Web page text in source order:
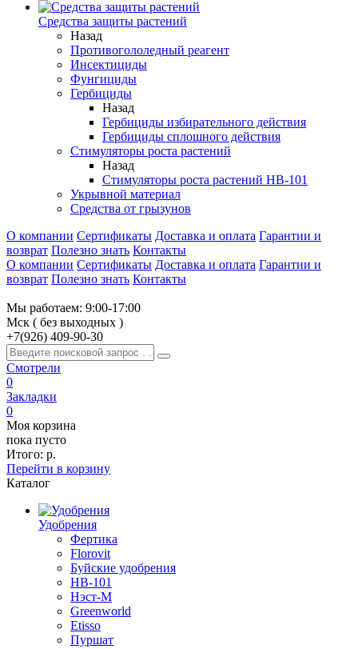
Средства защиты растений
Назад
Противогололедный реагент
Инсектициды
Фунгициды
Гербициды
Назад
Гербициды избирательного действия
Гербициды сплошного действия
Стимуляторы роста растений
Назад
Стимуляторы роста растений HB-101
Укрывной материал
Средства от грызунов
О компании Сертификаты Доставка и оплата Гарантии и
возврат Полезно знать Контакты
О компании Сертификаты Доставка и оплата Гарантии и
возврат Полезно знать Контакты
Мы работаем: 9:00-17:00
Мск ( без выходных )
+7(926) 409-90-30
Смотрели
0
Закладки
0
Моя корзина
пока пусто
Итого: р.
Перейти в корзину
Каталог
Удобрения
Фертика
Florovit
Буйские удобрения
HB-101
Нэст-М
Greenworld
Etisso
Пуршат